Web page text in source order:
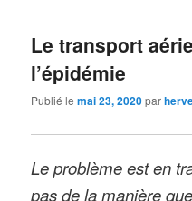
Le transport
l’épidémie
Publié lemai 23, 2020par
Le problème est en
pas de la manière